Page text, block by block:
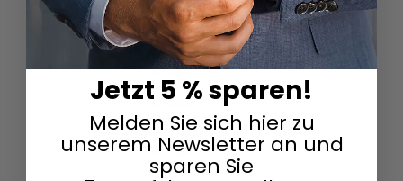
Damen
Herren
Solaruhren
Herren
Damen
Sportuhren
Damen
Herren
Swarovski & Edelsteine
Damen
Herren
Jetzt 5 % sparen!
Melden Sie sich hier zu
unserem Newsletter an und
sparen Sie